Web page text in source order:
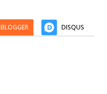
BLOGGER DISQUS